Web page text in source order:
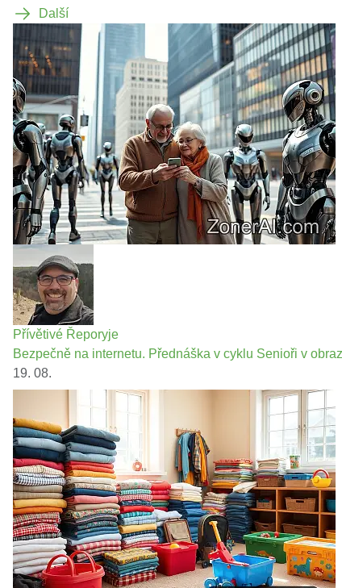
Další
Přívětivé Řeporyje
Bezpečně na internetu. Přednáška v cyklu Senioři v
19. 08.